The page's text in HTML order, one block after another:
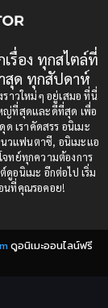
รื่อง ทุกสไตล์ที่
สุด ทุกสัปดาห์
าวใหม่ๆ อยู่เสมอ ที่นี่
ญ่ที่สุดและดีที่สุด เพื่อ
เราคัดสรร อนิเมะ
วแฟนตาซี, อนิเมะแอ
ทย์ทุกความต้องการ
อนิเมะ อีกต่อไป เริ่ม
นที่คุณรอคอย!
ดูอนิเมะออนไลน์ฟรี